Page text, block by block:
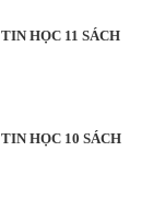
HỌC 11 SÁCH
HỌC 10 SÁCH